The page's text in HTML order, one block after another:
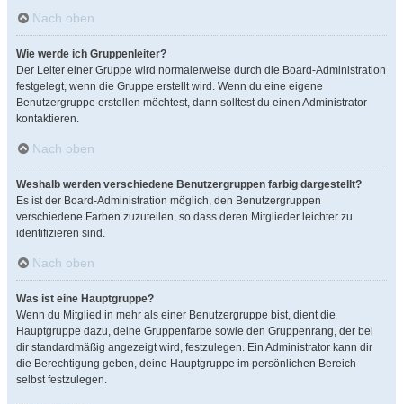
Nach oben
Wie werde ich Gruppenleiter?
Der Leiter einer Gruppe wird normalerweise durch die Board-Administration
festgelegt, wenn die Gruppe erstellt wird. Wenn du eine eigene
Benutzergruppe erstellen möchtest, dann solltest du einen Administrator
kontaktieren.
Nach oben
Weshalb werden verschiedene Benutzergruppen farbig dargestellt?
Es ist der Board-Administration möglich, den Benutzergruppen
verschiedene Farben zuzuteilen, so dass deren Mitglieder leichter zu
identifizieren sind.
Nach oben
Was ist eine Hauptgruppe?
Wenn du Mitglied in mehr als einer Benutzergruppe bist, dient die
Hauptgruppe dazu, deine Gruppenfarbe sowie den Gruppenrang, der bei
dir standardmäßig angezeigt wird, festzulegen. Ein Administrator kann dir
die Berechtigung geben, deine Hauptgruppe im persönlichen Bereich
selbst festzulegen.